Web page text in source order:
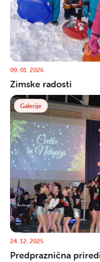
09. 01. 2026
Zimske radosti
Galerije
24. 12. 2025
Predpraznična